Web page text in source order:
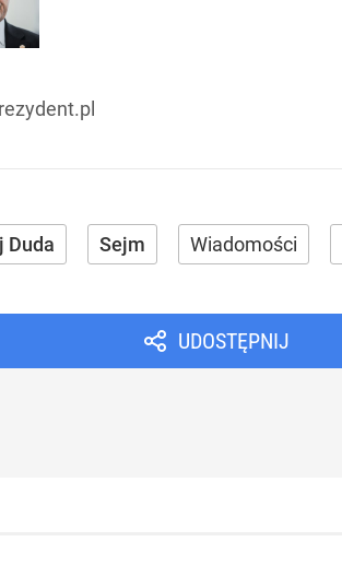
Duda Sejm Wiadomości
UDOSTĘPNIJ